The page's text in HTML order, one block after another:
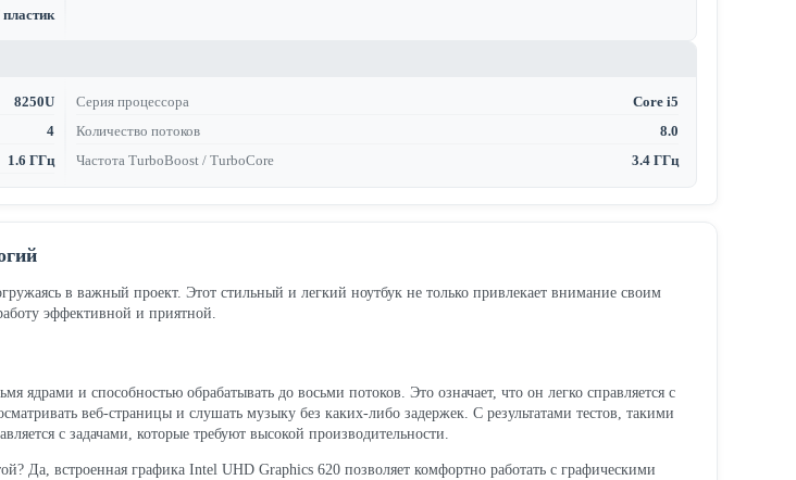
8250U Серия процессора
Core i5
4 Количество потоков
8.0
1.6 ГГц Частота TurboBoost / TurboCore 3.4 ГГц
в важный проект. Этот стильный и легкий ноутбук не только привлекает внимание своим
эффективной и приятной.
и способностью обрабатывать до восьми потоков. Это означает, что он легко справляется с
веб-страницы и слушать музыку без каких-либо задержек. С результатами тестов, такими
с задачами, которые требуют высокой производительности.
Да, встроенная графика Intel UHD Graphics 620 позволяет комфортно работать с графическими